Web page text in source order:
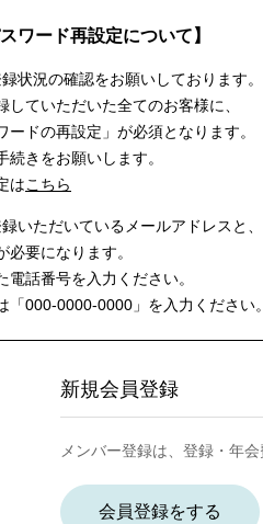
ワード再設定について】
録状況の確認をお願いしております。
していただいた全てのお客様に、
ードの再設定」が必須となります。
きをお願いします。
はこちら
いただいているメールアドレスと、
必要になります。
話番号を入力ください。
「000-0000-0000」を入力ください。
新規会員登録
メンバー登録は、登録・年会
会員登録をする